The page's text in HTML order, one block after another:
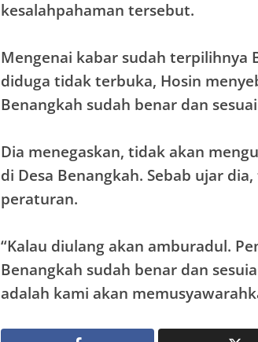
kesalahpahaman tersebut.
Mengenai kabar sudah terpilihnya
diduga tidak terbuka, Hosin
Benangkah sudah benar dan
Dia menegaskan, tidak akan
di Desa Benangkah. Sebab ujar
peraturan.
“Kalau diulang akan amburadul.
Benangkah sudah benar dan
adalah kami akan